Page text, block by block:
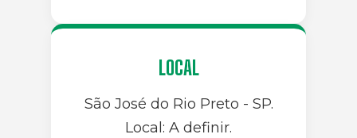
LOCAL
São José do Rio Preto - SP.
Local: A definir.